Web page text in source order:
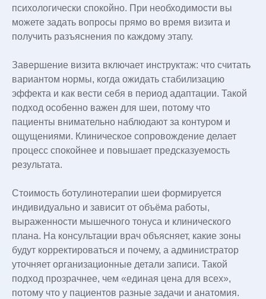
психологически спокойно. При необходимости вы
можете задать вопросы прямо во время визита и
получить разъяснения по каждому этапу.
Завершение визита включает инструктаж: что считать
вариантом нормы, когда ожидать стабилизацию
эффекта и как вести себя в период адаптации. Такой
подход особенно важен для шеи, потому что
пациенты внимательно наблюдают за контуром и
ощущениями. Клиническое сопровождение делает
процесс спокойнее и повышает предсказуемость
результата.
Стоимость ботулинотерапии шеи формируется
индивидуально и зависит от объёма работы,
выраженности мышечного тонуса и клинического
плана. На консультации врач объясняет, какие зоны
будут корректироваться и почему, а администратор
уточняет организационные детали записи. Такой
подход прозрачнее, чем «единая цена для всех»,
потому что у пациентов разные задачи и анатомия.